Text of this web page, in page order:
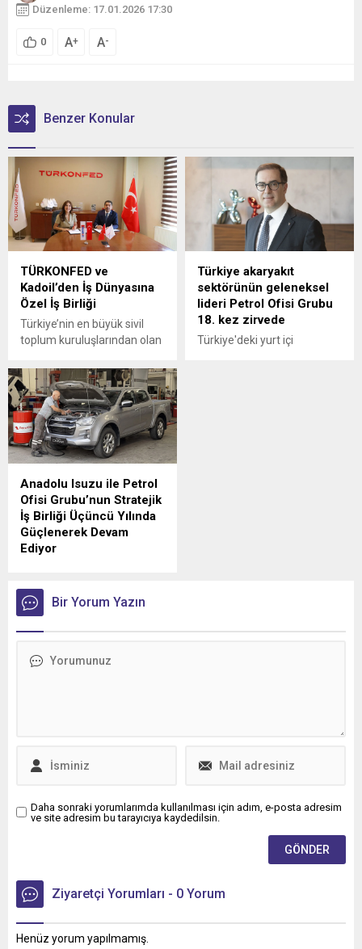
Düzenleme: 17.01.2026 17:30
0 A+ A-
Benzer Konular
TÜRKONFED ve
Kadoil’den İş Dünyasına
Özel İş Birliği
Türkiye’nin en büyük sivil
toplum kuruluşlarından olan
Konfederasyonu
(TÜRKONFED) ile akaryakıt
sektörünün hızlı büyüyen
markalarından Kadoil
arasında özel bir iş birliğine
imza atıldı.
Türkiye akaryakıt
sektörünün geleneksel
lideri Petrol Ofisi Grubu
18. kez zirvede
Türkiye'deki yurt içi
Anadolu Isuzu ile Petrol
Ofisi Grubu’nun Stratejik
İş Birliği Üçüncü Yılında
Güçlenerek Devam
Ediyor
ticari araçlara madeni yağ
tedarikini kapsayan stratejik
iş birliği üçüncü yılına girdi.
Bir Yorum Yazın
Daha sonraki yorumlarımda kullanılması için adım, e-posta adresim
ve site adresim bu tarayıcıya kaydedilsin.
Ziyaretçi Yorumları - 0 Yorum
Henüz yorum yapılmamış.